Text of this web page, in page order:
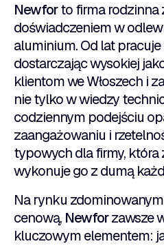
Newforto firma rodzinna
doświadczeniem w
aluminium. Od lat
dostarczając wysokiej
klientom we Włoszech i
nie tylko w wiedzy
codziennym podejściu
zaangażowaniu i
typowych dla firmy, która
wykonuje go z dumą
Na rynku
cenową, Newforzawsze
kluczowym elementem: